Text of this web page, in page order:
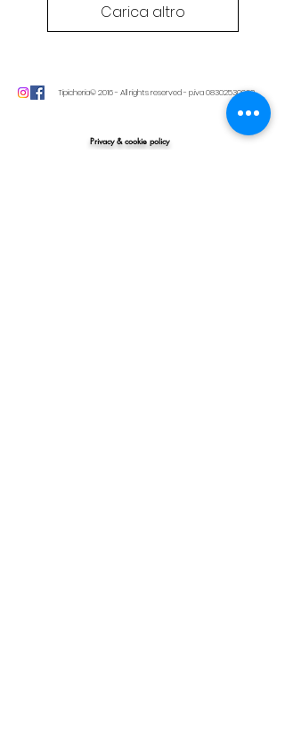
Carica altro
Tipicheria© 2016 - All rights reserved - p.iva08302530962
Privacy & cookie policy